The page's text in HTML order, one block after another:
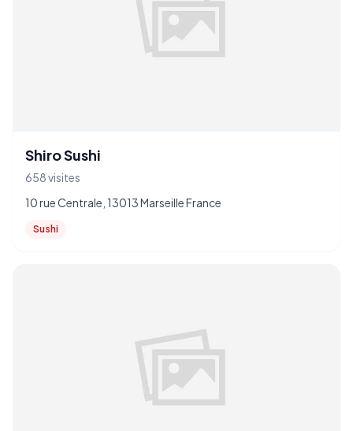
Shiro Sushi
658 visites
10 rue Centrale, 13013 Marseille France
Sushi